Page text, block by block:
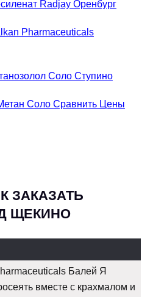
Radjay Оренбург
Pharmaceuticals
Соло Ступино
Соло Сравнить Цены
ЗАКАЗАТЬ
ЩЕКИНО
Балей Я
вместе с крахмалом и